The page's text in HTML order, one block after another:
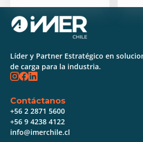
Líder y Partner Estratégico en
de carga para la industria.
Contáctanos
+56 2 2871 5600
+56 9 4238 4122
info@imerchile.cl